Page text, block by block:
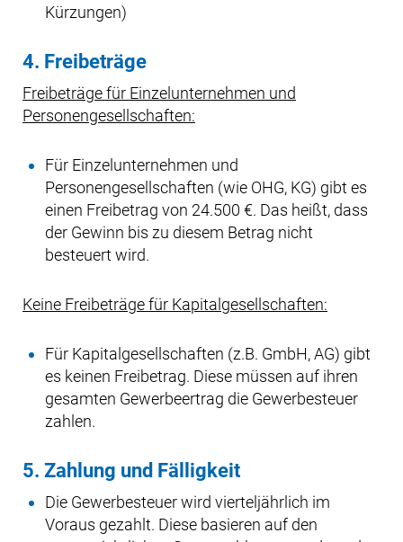
Kürzungen)
4. Freibeträge
Freibeträge für Einzelunternehmen und
Personengesellschaften:
Für Einzelunternehmen und
Personengesellschaften (wie OHG, KG) gibt es
einen Freibetrag von 24.500 €. Das heißt, dass
der Gewinn bis zu diesem Betrag nicht
besteuert wird.
Keine Freibeträge für Kapitalgesellschaften:
Für Kapitalgesellschaften (z.B. GmbH, AG) gibt
es keinen Freibetrag. Diese müssen auf ihren
gesamten Gewerbeertrag die Gewerbesteuer
zahlen.
5. Zahlung und Fälligkeit
Die Gewerbesteuer wird vierteljährlich im
Voraus gezahlt. Diese basieren auf den